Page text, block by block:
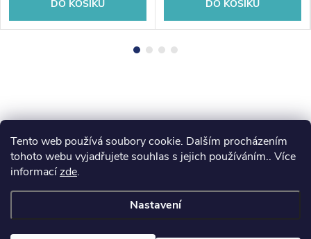
Tento web používá soubory cookie. Dalším procházením
tohoto webu vyjadřujete souhlas s jejich používáním.. Více
informacízde.
Nastavení
DO KOŠÍKU DO KOŠÍKU
Z
á
p
koupelny-sanita.cz kupelne-online.sk